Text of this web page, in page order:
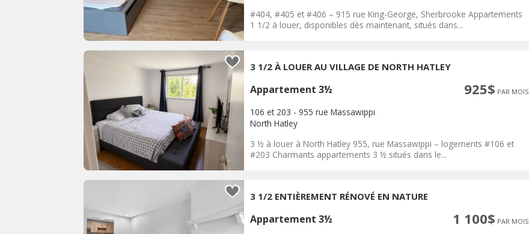
#404, #405 et #406 – 915 rue King-George, Sherbrooke Appartements
1 1/2 à louer, disponibles dès maintenant, situés dans...
3 1/2 À LOUER AU VILLAGE DE NORTH HATLEY
Appartement 3½ 925$ PAR MOIS
106 et 203 - 955 rue Massawippi
North Hatley
3 ½ à louer à North Hatley 955, rue Massawippi – logements #106 et
#203 Charmants appartements 3 ½ situés dans le...
3 1/2 ENTIÈREMENT RÉNOVÉ EN NATURE
Appartement 3½ 1 100$ PAR MOIS